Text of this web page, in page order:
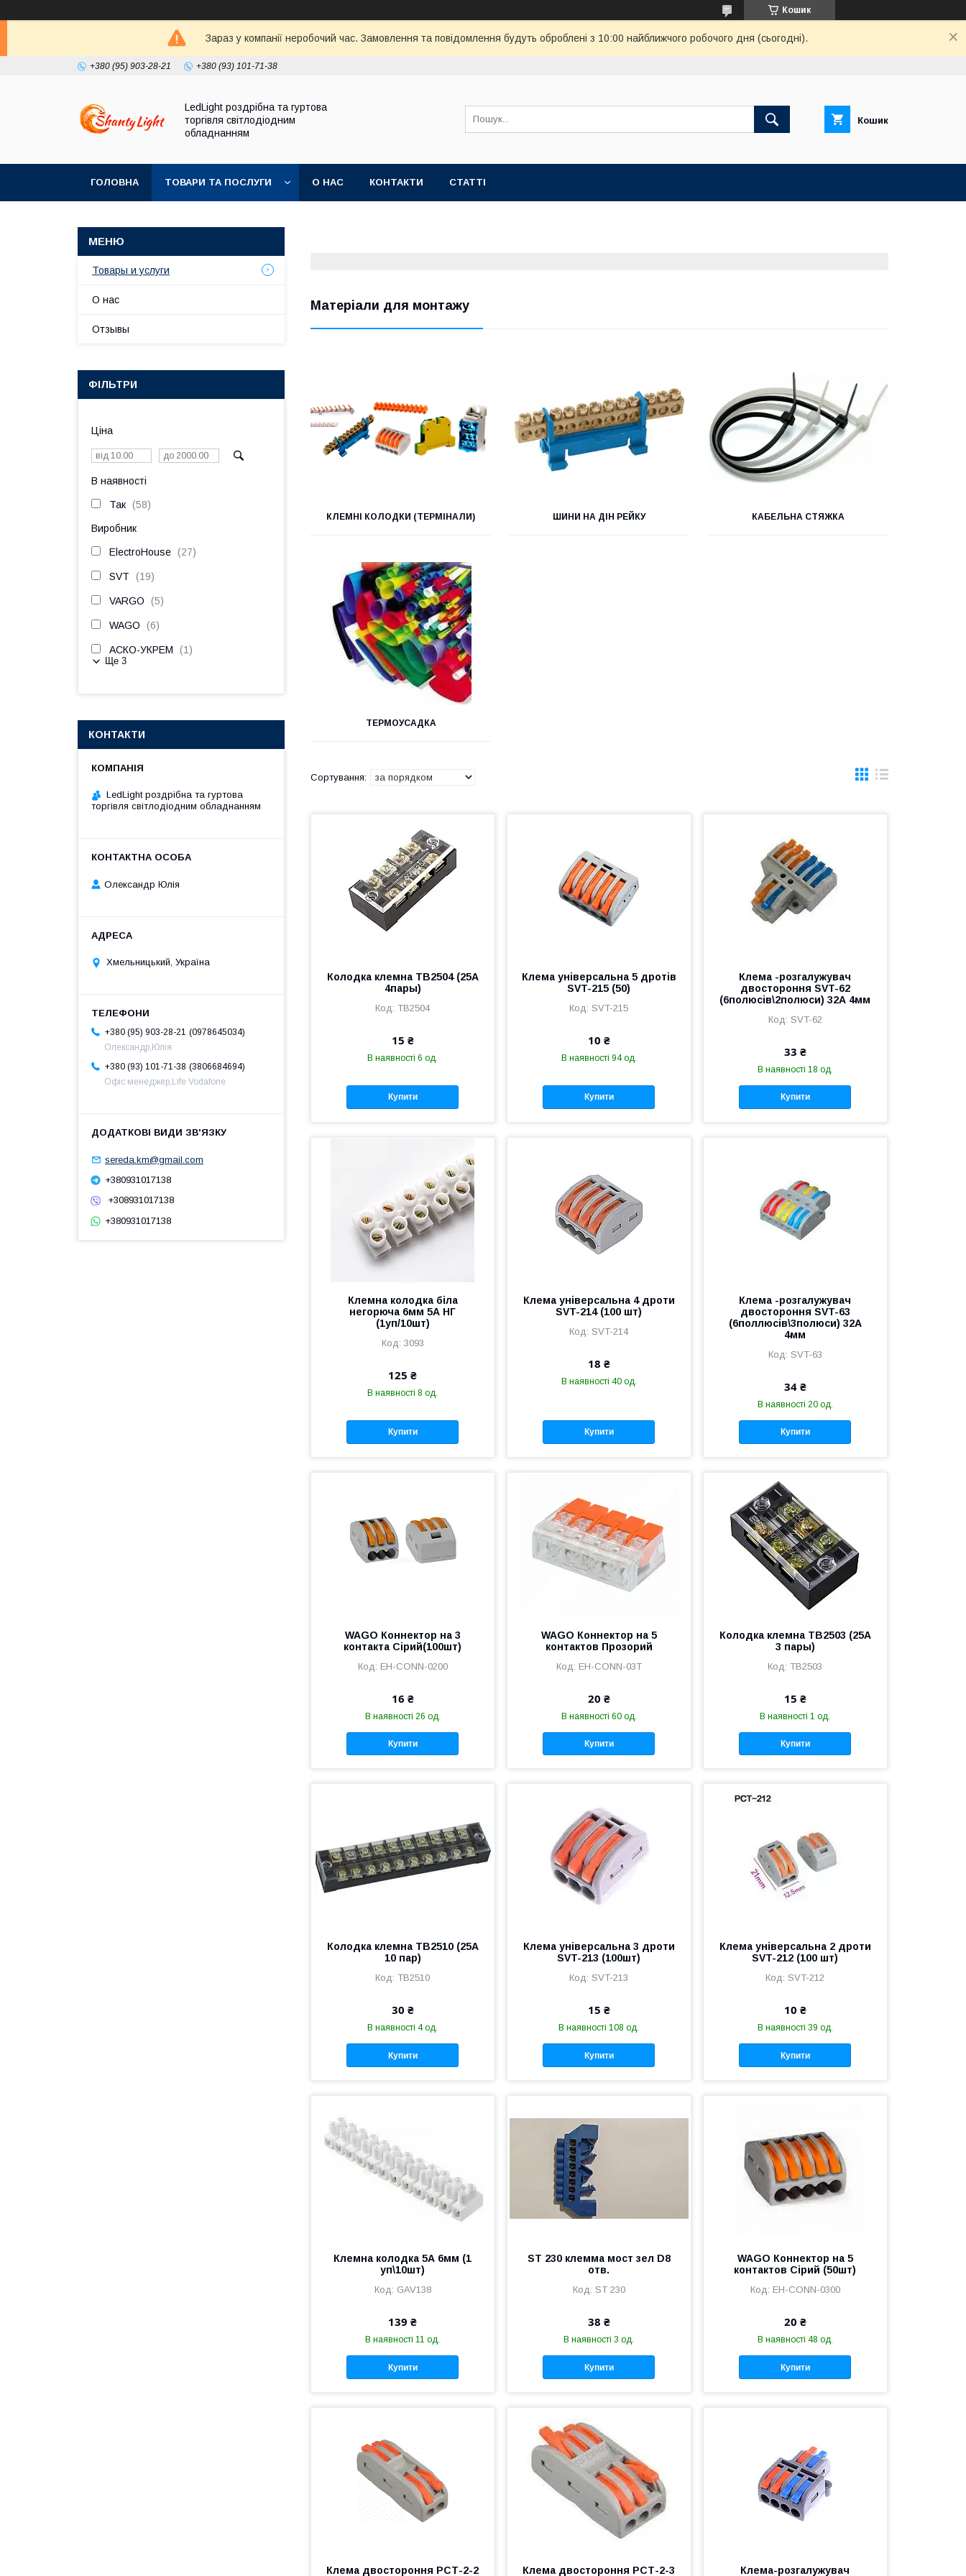
Кошик
Зараз у компанії неробочий час. Замовлення та повідомлення будуть оброблені з 10:00 найближчого робочого дня (сьогодні).
+380 (95) 903-28-21 +380 (93) 101-71-38
LedLight роздрiбна та гуртова
торгiвля свiтлодiодним
обладнанням
Кошик
ГОЛОВНА ТОВАРИ ТА ПОСЛУГИ О НАС КОНТАКТИ СТАТТІ
Матеріали для монтажу
КЛЕМНІ КОЛОДКИ (ТЕРМІНАЛИ) ШИНИ НА ДІН РЕЙКУ КАБЕЛЬНА СТЯЖКА
ТЕРМОУСАДКА
Колодка клемна TB2504 (25А
4пары)
TB2504
15 ₴
В наявності 6 од.
Купити
Клема універсальна 5 дротів
SVT-215 (50)
SVT-215
10 ₴
В наявності 94 од.
Купити
Клема -розгалужувач
двостороння SVT-62
(6полюсів\2полюси) 32А 4мм
SVT-62
33 ₴
В наявності 18 од.
Купити
Клемна колодка біла
негорюча 6мм 5А НГ
(1уп/10шт)
3093
125 ₴
В наявності 8 од.
Купити
Клема універсальна 4 дроти
SVT-214 (100 шт)
SVT-214
18 ₴
В наявності 40 од.
Купити
Клема -розгалужувач
двостороння SVT-63
(6поллюсів\3полюси) 32А
4мм
SVT-63
34 ₴
В наявності 20 од.
Купити
WAGO Коннектор на 3
контакта Сірий(100шт)
EH-CONN-0200
16 ₴
В наявності 26 од.
Купити
WAGO Коннектор на 5
контактов Прозорий
EH-CONN-03T
20 ₴
В наявності 60 од.
Купити
Колодка клемна TB2503 (25А
3 пары)
TB2503
15 ₴
В наявності 1 од.
Купити
Колодка клемна TB2510 (25А
10 пар)
TB2510
30 ₴
В наявності 4 од.
Купити
Клема універсальна 3 дроти
SVT-213 (100шт)
SVT-213
15 ₴
В наявності 108 од.
Купити
Клема універсальна 2 дроти
SVT-212 (100 шт)
SVT-212
10 ₴
В наявності 39 од.
Купити
Клемна колодка 5А 6мм (1
уп\10шт)
GAV138
139 ₴
В наявності 11 од.
Купити
ST 230 клемма мост зел D8
отв.
ST 230
38 ₴
В наявності 3 од.
Купити
WAGO Коннектор на 5
контактов Сірий (50шт)
EH-CONN-0300
20 ₴
В наявності 48 од.
Купити
Клема двостороння РСТ-2-2
Клема двостороння РСТ-2-3
Клема-розгалужувач
Товары и услуги
О нас
Отзывы
ФІЛЬТРИ
Ціна
В наявності
Так 58
Виробник
ElectroHouse 27
SVT 19
VARGO 5
WAGO 6
АСКО-УКРЕМ 1
Ще 3
КОНТАКТИ
LedLight роздрiбна та гуртова
торгiвля свiтлодiодним обладнанням
Олександр Юлія
Хмельницький, Україна
+380 (95) 903-28-21
0978645034
Олександр,Юлія
+380 (93) 101-71-38
3806684694
Офіс менеджер,Life Vodafone
sereda.km@gmail.com
+380931017138
+308931017138
+380931017138